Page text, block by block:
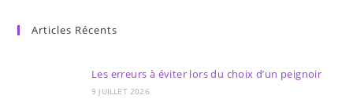
Articles Récents
Les erreurs à éviter lors du choix d’un peignoir
9 JUILLET 2026